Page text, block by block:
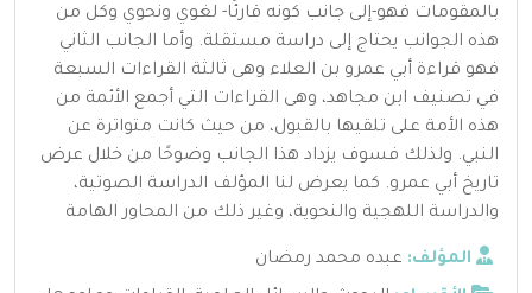
بالمقومات فهو-إلى جانب كونه قارئًا- لغوي ونحوي وكل من
هذه الجوانب يحتاج إلى دراسة مستقلة. وأما الجانب الثاني
فهو قراءة أبي عمرو بن العلاء وهى ثالثة القراءات السبعة
في تصنيف ابن مجاهد، وهى القراءات التي أجمع الأئمة من
هذه الأمة على تلقيها بالقبول، من حيث كانت متواترة عن
النبي. ولذلك فسوف يزداد هذا الجانب وضوحًا من خلال عرض
تاريخ أبي عمرو. كما يعرض لنا المؤلف الدراسة الصوتية،
والدراسة اللهجية والنحوية، وغير ذلك من المحاور الهامة
المؤلف: عبده محمد رمضان